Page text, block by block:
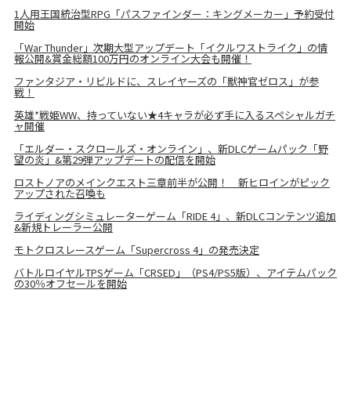
1人用王国統治型RPG「パスファインダー：キングメーカー」予約受付
開始
「War Thunder」次期大型アップデート「イクルワストライク」の情
報公開&賞金総額100万円のオンライン大会も開催！
ファンタジア・リビルドに、スレイヤーズの「獣神官ゼロス」が参
戦！
英雄*戦姫WW、持っていない★4キャラが必ず手に入るスペシャルガチ
ャ開催
「エルダー・スクロールズ・オンライン」、新DLCゲームパック「野
望の炎」&第29弾アップデートの配信を開始
ロストノアのメインクエスト三章前半が公開！ 新ヒロインがピック
アップされた召喚も
ライディングシミュレーターゲーム「RIDE 4」、新DLCコンテンツ追加
&新規トレーラー公開
モトクロスレースゲーム「Supercross 4」の発売決定
バトルロイヤルTPSゲーム「CRSED」（PS4/PS5版）、アイテムパック
の30％オフセールを開始